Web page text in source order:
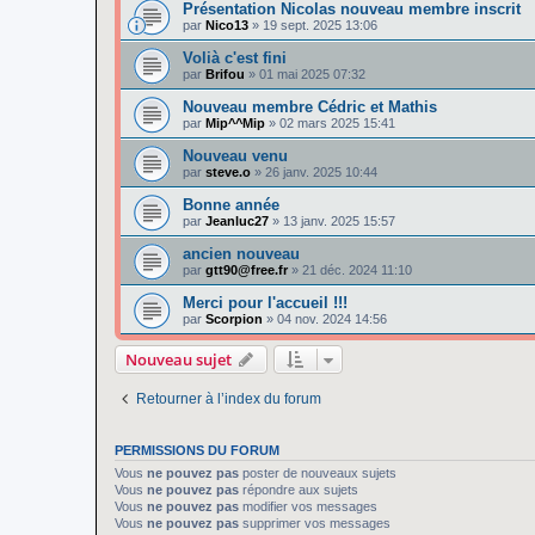
Présentation Nicolas nouveau membre inscrit
par Nico13 » 19 sept. 2025 13:06
Volià c'est fini
par Brifou » 01 mai 2025 07:32
Nouveau membre Cédric et Mathis
par Mip^^Mip » 02 mars 2025 15:41
Nouveau venu
par steve.o » 26 janv. 2025 10:44
Bonne année
par Jeanluc27 » 13 janv. 2025 15:57
ancien nouveau
par gtt90@free.fr » 21 déc. 2024 11:10
Merci pour l'accueil !!!
par Scorpion » 04 nov. 2024 14:56
Nouveau sujet
Retourner à l’index du forum
PERMISSIONS DU FORUM
Vous ne pouvez pas poster de nouveaux sujets
Vous ne pouvez pas répondre aux sujets
Vous ne pouvez pas modifier vos messages
Vous ne pouvez pas supprimer vos messages